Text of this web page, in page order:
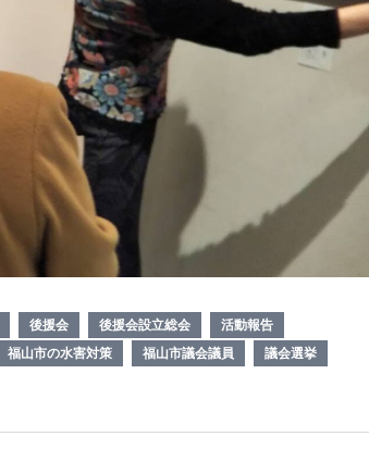
後援会 後援会設立総会
活動報告
福山市の水害対策 福山市議会議員 議会選挙